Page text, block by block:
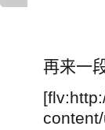
再来一